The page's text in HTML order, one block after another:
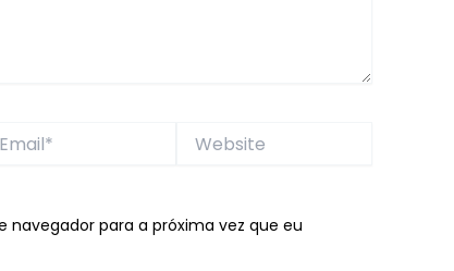
Website
navegador para a próxima vez que eu